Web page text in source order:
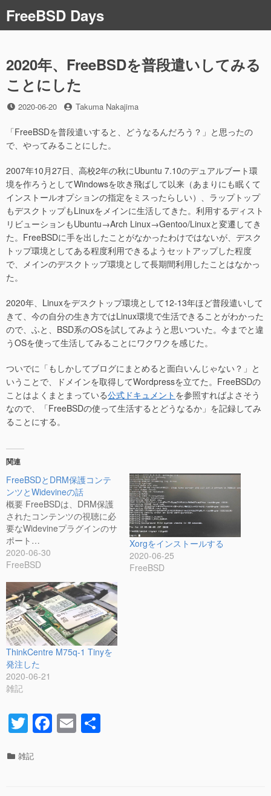
ン
テ
ツ
へ
ス
FreeBSD Days
2020年、FreeBSDを普段遣いしてみる
ことにした
投
日
2020-06-20
投
者
Takuma Nakajima
「FreeBSDを普段遣いすると、どうなるんだろう？」と思ったの
で、やってみることにした。
2007年10月27日、高校2年の秋にUbuntu 7.10のデュアルブート環
境を作ろうとしてWindowsを吹き飛ばして以来（あまりにも眠くて
インストールオプションの指定をミスったらしい）、ラップトップ
もデスクトップもLinuxをメインに生活してきた。利用するディスト
リビューションもUbuntu→Arch Linux→Gentoo/Linuxと変遷してき
た。FreeBSDに手を出したことがなかったわけではないが、デスク
トップ環境としてある程度利用できるようセットアップした程度
で、メインのデスクトップ環境として長期間利用したことはなかっ
た。
2020年、Linuxをデスクトップ環境として12-13年ほど普段遣いして
きて、今の自分の生き方ではLinux環境で生活できることがわかった
ので、ふと、BSD系のOSを試してみようと思いついた。今までと違
うOSを使って生活してみることにワクワクを感じた。
ついでに「もしかしてブログにまとめると面白いんじゃない？」と
いうことで、ドメインを取得してWordpressを立てた。FreeBSDの
ことはよくまとまっている公式ドキュメント を参照すればよさそう
なので、「FreeBSDの使って生活するとどうなるか」を記録してみ
ることにする。
関連
FreeBSDとDRM保護コンテ
ンツとWidevineの話
概要 FreeBSDは、DRM保護
されたコンテンツの視聴に必
要なWidevineプラグインのサ
ポート…
2020-06-30
FreeBSD
Xorgをインストールする
2020-06-25
FreeBSD
ThinkCentre M75q-1 Tinyを
発注した
2020-06-21
雑記
T
wi
tt
F
a
E
m
カ 雑記